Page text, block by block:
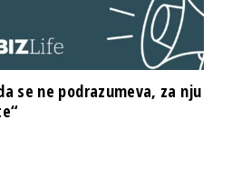
se ne podrazumeva, za nju